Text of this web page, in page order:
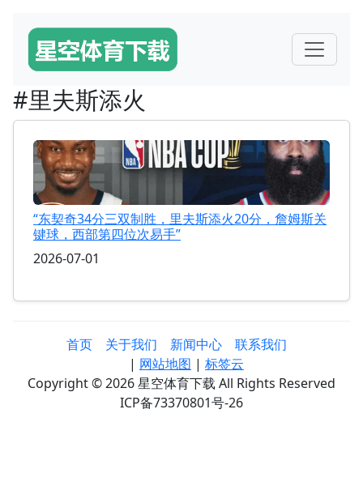
#里夫斯添火
“东契奇34分三双制胜，里夫斯添火20分，詹姆斯关
键球，西部第四位次易手”
2026-07-01
首页 关于我们 新闻中心
联系我们
| 网站地图 | 标签云
Copyright © 2026 星空体育下载 All Rights Reserved
ICP备73370801号-26